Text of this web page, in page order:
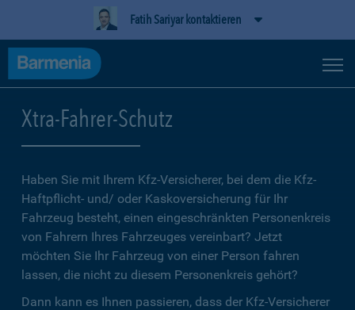
Fatih Sariyar kontaktieren
Xtra-Fahrer-Schutz
Haben Sie mit Ihrem Kfz-Versicherer, bei dem die Kfz-
Haftpflicht- und/ oder Kaskoversicherung für Ihr
Fahrzeug besteht, einen eingeschränkten Personenkreis
von Fahrern Ihres Fahrzeuges vereinbart? Jetzt
möchten Sie Ihr Fahrzeug von einer Person fahren
lassen, die nicht zu diesem Personenkreis gehört?
Dann kann es Ihnen passieren, dass der Kfz-Versicherer